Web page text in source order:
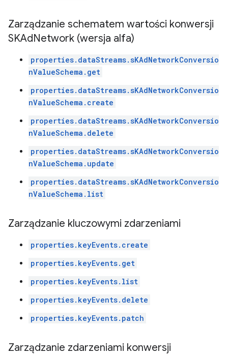
Zarządzanie schematem wartości konwersji
SKAdNetwork (wersja alfa)
properties.dataStreams.sKAdNetworkConversio
nValueSchema.get
properties.dataStreams.sKAdNetworkConversio
nValueSchema.create
properties.dataStreams.sKAdNetworkConversio
nValueSchema.delete
properties.dataStreams.sKAdNetworkConversio
nValueSchema.update
properties.dataStreams.sKAdNetworkConversio
nValueSchema.list
Zarządzanie kluczowymi zdarzeniami
properties.keyEvents.create
properties.keyEvents.get
properties.keyEvents.list
properties.keyEvents.delete
properties.keyEvents.patch
Zarządzanie zdarzeniami konwersji